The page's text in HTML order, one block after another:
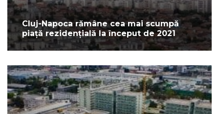
Cluj-Napoca rămâne cea mai scumpă
piață rezidențială la început de 2021